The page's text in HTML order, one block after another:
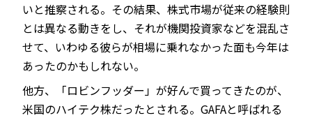
いと推察される。その結果、株式市場が従来の経験則
とは異なる動きをし、それが機関投資家などを混乱さ
せて、いわゆる彼らが相場に乗れなかった面も今年は
あったのかもしれない。
他方、「ロビンフッダー」が好んで買ってきたのが、
米国のハイテク株だったとされる。GAFAと呼ばれる